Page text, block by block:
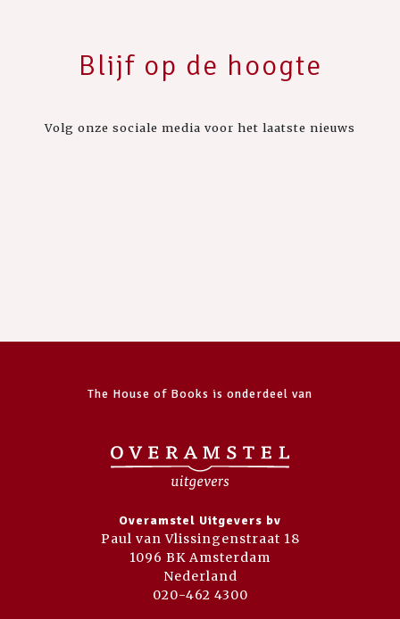
Blijf op de hoogte
Volg onze sociale media voor het laatste nieuws
The House of Books is onderdeel van
Overamstel Uitgevers bv
Paul van Vlissingenstraat 18
1096 BK Amsterdam
Nederland
020-462 4300